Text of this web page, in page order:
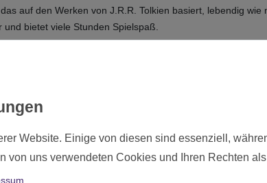
auf den Werken von J.R.R. Tolkien basiert, lebendig
bietet viele Stunden Spielspaß.
5E Ruinen von Eriador Erweiterung (Deutsch)
Website. Einige von diesen sind essenziell,
von uns verwendeten Cookies und Ihren Rechten